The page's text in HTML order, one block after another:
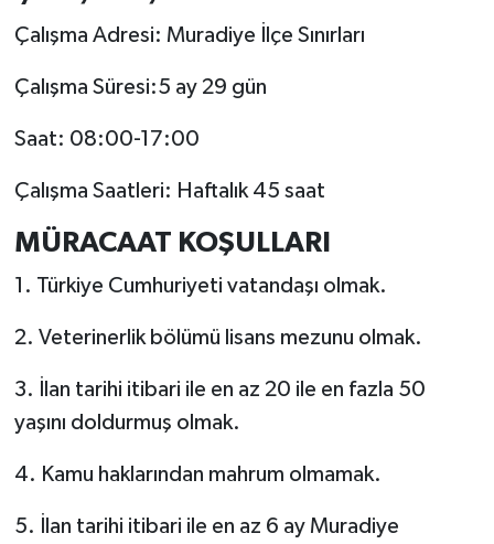
Çalışma Adresi: Muradiye İlçe Sınırları
Çalışma Süresi:5 ay 29 gün
Saat: 08:00-17:00
Çalışma Saatleri: Haftalık 45 saat
MÜRACAAT KOŞULLARI
1. Türkiye Cumhuriyeti vatandaşı olmak.
2. Veterinerlik bölümü lisans mezunu olmak.
3. İlan tarihi itibari ile en az 20 ile en fazla 50
yaşını doldurmuş olmak.
4. Kamu haklarından mahrum olmamak.
5. İlan tarihi itibari ile en az 6 ay Muradiye